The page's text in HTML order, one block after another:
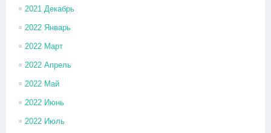
2021 Декабрь
2022 Январь
2022 Март
2022 Апрель
2022 Май
2022 Июнь
2022 Июль